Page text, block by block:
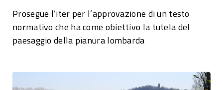
Prosegue l’iter per l’approvazione di un testo
normativo che ha come obiettivo la tutela del
paesaggio della pianura lombarda